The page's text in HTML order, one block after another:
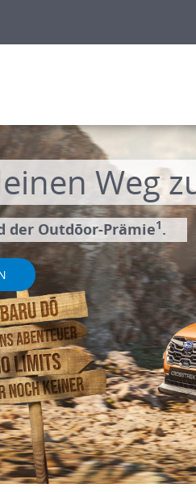
Weg
der Outdōor-Prämie1.